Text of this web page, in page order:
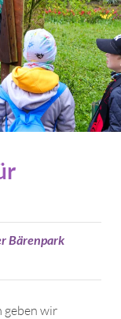
Bärenpark
geben wir